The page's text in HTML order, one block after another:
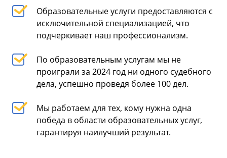
Образовательные услуги предоставляются с
исключительной специализацией, что
подчеркивает наш профессионализм.
По образовательным услугам мы не
проиграли за 2024 год ни одного судебного
дела, успешно проведя более 100 дел.
Мы работаем для тех, кому нужна одна
победа в области образовательных услуг,
гарантируя наилучший результат.